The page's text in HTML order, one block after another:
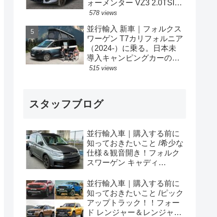
ォーメンター VZ3 2.0TSI
333PS 4Drive 7DSG 右ハン
578 views
並行輸入 新車｜フォルクス
ワーゲン T7カリフォルニア
（2024-）に乗る。日本未
導入キャンピングカーの概
要・スペック・価格の情
515 views
スタッフブログ
並行輸入車｜購入する前に
知っておきたいこと /希少な
仕様＆観音開き！フォルク
スワーゲン キャディ
並行輸入車｜購入する前に
知っておきたいこと /ピック
アップトラック！！フォー
ド レンジャー＆レンジャー